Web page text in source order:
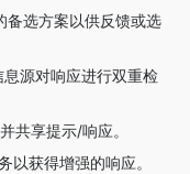
备选方案以供反馈或选
源对响应进行双重检
共享提示/响应。
以获得增强的响应。